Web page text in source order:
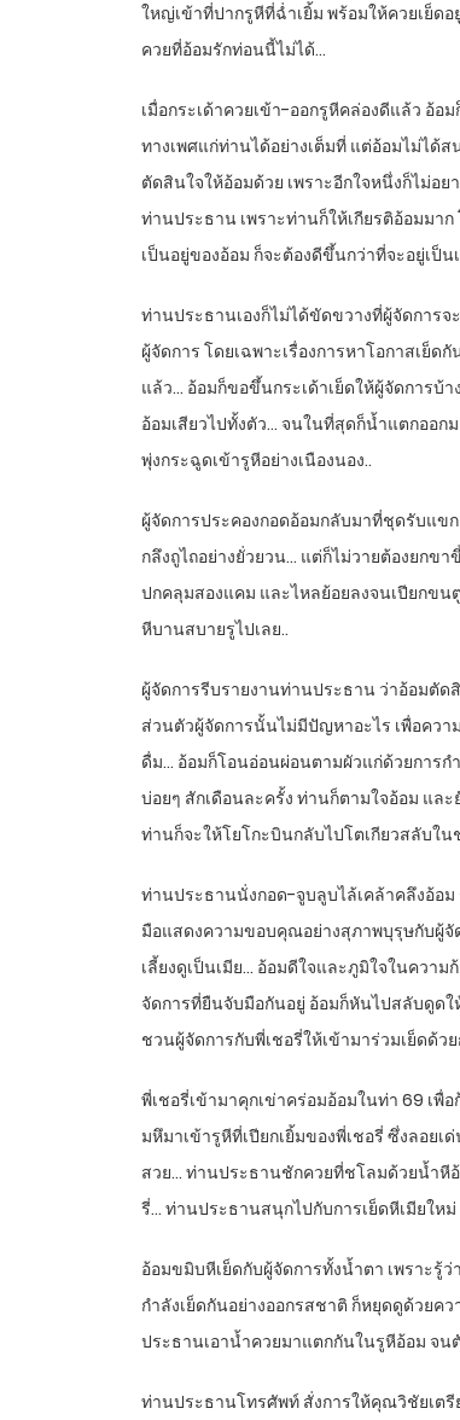
ใหญ่เข้าที่ปากรูหีที่ฉ่ำเยิ้ม พร้อมให้ควยเย็ด
ควยที่อ้อมรักท่อนนี้ไม่ได้…
เมื่อกระเด้าควยเข้า-ออกรูหีคล่องดีแล้ว อ้
ทางเพศแก่ท่านได้อย่างเต็มที่ แต่อ้อมไม่ได้
ตัดสินใจให้อ้อมด้วย เพราะอีกใจหนึ่งก็ไม่อ
ท่านประธาน เพราะท่านก็ให้เกียรติอ้อมมา
เป็นอยู่ของอ้อม ก็จะต้องดีขึ้นกว่าที่จะอยู่เป็น
ท่านประธานเองก็ไม่ได้ขัดขวางที่ผู้จัดการจ
ผู้จัดการ โดยเฉพาะเรื่องการหาโอกาสเย็
แล้ว… อ้อมก็ขอขึ้นกระเด้าเย็ดให้ผู้จัดการ
อ้อมเสียวไปทั้งตัว… จนในที่สุดก็น้ำแตกออก
พุ่งกระฉูดเข้ารูหีอย่างเนืองนอง..
ผู้จัดการประคองกอดอ้อมกลับมาที่ชุดรับแข
กลึงถูไถอย่างยั่วยวน… แต่ก็ไม่วายต้องยกข
ปกคลุมสองแคม และไหลย้อยลงจนเปียกขน
หีบานสบายรูไปเลย..
ผู้จัดการรีบรายงานท่านประธาน ว่าอ้อมตัด
ส่วนตัวผู้จัดการนั้นไม่มีปัญหาอะไร เพื่อคว
ดื่ม… อ้อมก็โอนอ่อนผ่อนตามผัวแก่ด้วยการก
บ่อยๆ สักเดือนละครั้ง ท่านก็ตามใจอ้อม แล
ท่านก็จะให้โยโกะบินกลับไปโตเกียวสลับใ
ท่านประธานนั่งกอด-จูบลูบไล้เคล้าคลึงอ้อ
มือแสดงความขอบคุณอย่างสุภาพบุรุษกับผู้จั
เลี้ยงดูเป็นเมีย… อ้อมดีใจและภูมิใจในควา
จัดการที่ยืนจับมือกันอยู่ อ้อมก็หันไปสลับดูด
ชวนผู้จัดการกับพี่เชอรี่ให้เข้ามาร่วมเย็ดด้ว
พี่เชอรี่เข้ามาคุกเข่าคร่อมอ้อมในท่า 69 เพื่
มหึมาเข้ารูหีที่เปียกเยิ้มของพี่เชอรี่ ซึ่งลอย
สวย… ท่านประธานชักควยที่ชโลมด้วยน้ำหี
รี่… ท่านประธานสนุกไปกับการเย็ดหีเมียให
อ้อมขมิบหีเย็ดกับผู้จัดการทั้งน้ำตา เพราะรู้
กำลังเย็ดกันอย่างออกรสชาติ ก็หยุดดูด้วย
ประธานเอาน้ำควยมาแตกกันในรูหีอ้อม จน
ท่านประธานโทรศัพท์ สั่งการให้คุณวิชัยเต